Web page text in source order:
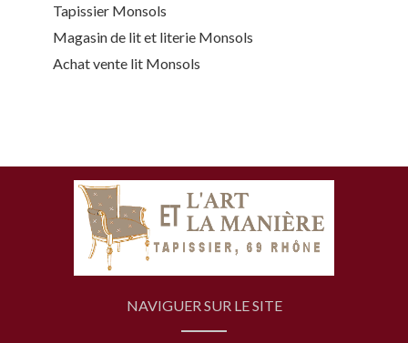
Tapissier Monsols
Magasin de lit et literie Monsols
Achat vente lit Monsols
NAVIGUER SUR LE SITE